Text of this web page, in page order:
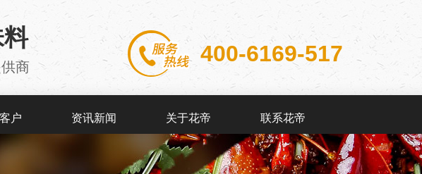
商
400-6169-517
户 资讯新闻 关于花帝 联系花帝